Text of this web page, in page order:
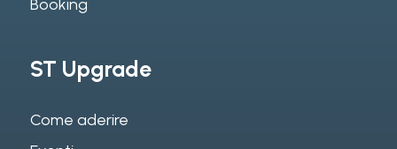
Booking
ST Upgrade
Come aderire